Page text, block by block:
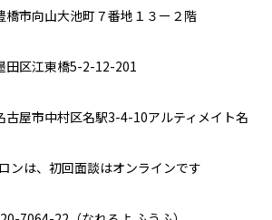
橋市向山大池町７番地１３ー２階
田区江東橋5-2-12-201
古屋市中村区名駅3-4-10アルティメイト名
ンは、初回面談はオンラインです